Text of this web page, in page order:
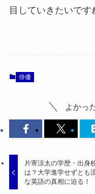
目していきたいです
俳優
よかっ
片寄涼太の学歴・出身
は？大学進学せずとも
な英語の真相に迫る！